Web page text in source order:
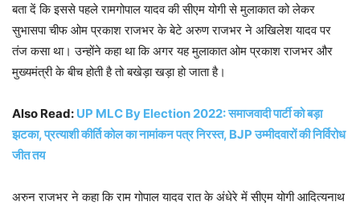
बता दें कि इससे पहले रामगोपाल यादव की सीएम योगी से मुलाकात को लेकर
सुभासपा चीफ ओम प्रकाश राजभर के बेटे अरुण राजभर ने अखिलेश यादव पर
तंज कसा था। उन्होंने कहा था कि अगर यह मुलाकात ओम प्रकाश राजभर और
मुख्यमंत्री के बीच होती है तो बखेड़ा खड़ा हो जाता है।
Also Read: UP MLC By Election 2022: समाजवादी पार्टी को बड़ा
झटका, प्रत्याशी कीर्ति कोल का नामांकन पत्र निरस्त, BJP उम्मीदवारों की निर्विरोध
जीत तय
अरुन राजभर ने कहा कि राम गोपाल यादव रात के अंधेरे में सीएम योगी आदित्यनाथ